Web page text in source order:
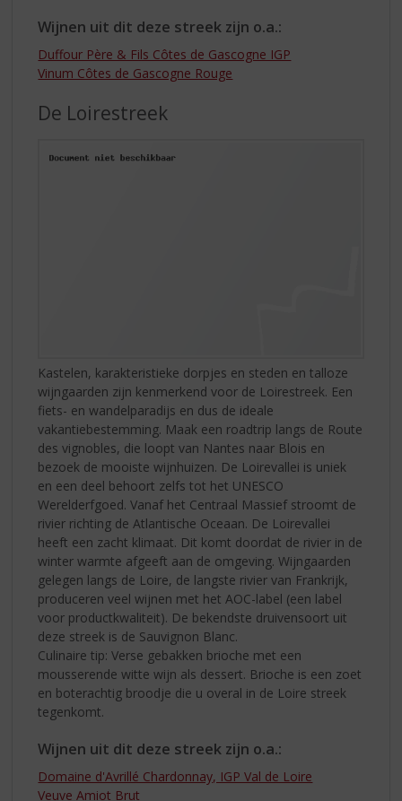
Wijnen uit dit deze streek zijn o.a.:
Duffour Père & Fils Côtes de Gascogne IGP
Vinum Côtes de Gascogne Rouge
De Loirestreek
Kastelen, karakteristieke dorpjes en steden en talloze
wijngaarden zijn kenmerkend voor de Loirestreek. Een
fiets- en wandelparadijs en dus de ideale
vakantiebestemming. Maak een roadtrip langs de Route
des vignobles, die loopt van Nantes naar Blois en
bezoek de mooiste wijnhuizen. De Loirevallei is uniek
en een deel behoort zelfs tot het UNESCO
Werelderfgoed. Vanaf het Centraal Massief stroomt de
rivier richting de Atlantische Oceaan. De Loirevallei
heeft een zacht klimaat. Dit komt doordat de rivier in de
winter warmte afgeeft aan de omgeving. Wijngaarden
gelegen langs de Loire, de langste rivier van Frankrijk,
produceren veel wijnen met het AOC-label (een label
voor productkwaliteit). De bekendste druivensoort uit
deze streek is de Sauvignon Blanc.
Culinaire tip: Verse gebakken brioche met een
mousserende witte wijn als dessert. Brioche is een zoet
en boterachtig broodje die u overal in de Loire streek
tegenkomt.
Wijnen uit dit deze streek zijn o.a.:
Domaine d'Avrillé Chardonnay, IGP Val de Loire
Veuve Amiot Brut